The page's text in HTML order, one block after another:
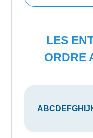
LES
ORDRE
A BC D E FGH J